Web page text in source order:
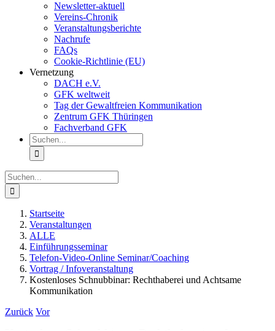
Newsletter-aktuell
Vereins-Chronik
Veranstaltungsberichte
Nachrufe
FAQs
Cookie-Richtlinie (EU)
Vernetzung
DACH e.V.
GFK weltweit
Tag der Gewaltfreien Kommunikation
Zentrum GFK Thüringen
Fachverband GFK
Suche
nach:
Suche
nach:
Startseite
Veranstaltungen
ALLE
Einführungsseminar
Telefon-Video-Online Seminar/Coaching
Vortrag / Infoveranstaltung
Kostenloses Schnubbinar: Rechthaberei und Achtsame
Kommunikation
Zurück Vor